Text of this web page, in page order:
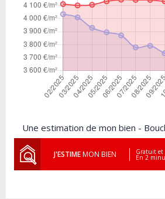
Une estimation de mon bien -
J'ESTIMEMON BIEN Gratuit et
En 2